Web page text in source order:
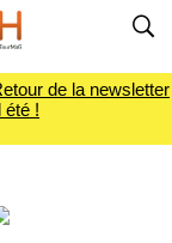
de la newsletter
été !